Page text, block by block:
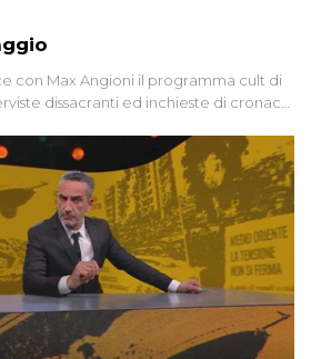
con Max Angioni il programma cult di
dissacranti ed inchieste di cronaca